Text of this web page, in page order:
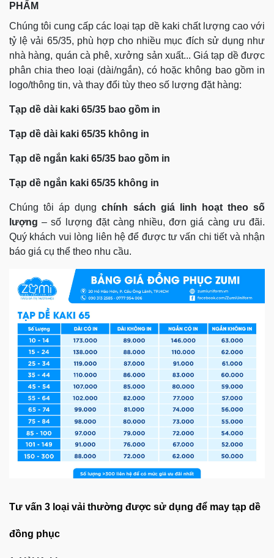
PHẨM
Chúng tôi cung cấp các loại tạp dề kaki chất lượng cao với
tỷ lệ vải 65/35, phù hợp cho nhiều mục đích sử dụng như
nhà hàng, quán cà phê, xưởng sản xuất... Giá tạp dề được
phân chia theo loại (dài/ngắn), có hoặc không bao gồm in
logo/thông tin, và thay đổi tùy theo số lượng đặt hàng:
Tạp dề dài kaki 65/35 bao gồm in
Tạp dề dài kaki 65/35 không in
Tạp dề ngắn kaki 65/35 bao gồm in
Tạp dề ngắn kaki 65/35 không in
Chúng tôi áp dụngchính sách giá linh hoạt theo số
lượng – số lượng đặt càng nhiều, đơn giá càng ưu đãi.
Quý khách vui lòng liên hệ để được tư vấn chi tiết và nhận
báo giá cụ thể theo nhu cầu.
Tư vấn 3 loại vải thường được sử dụng để may tạp dề
đồng phục